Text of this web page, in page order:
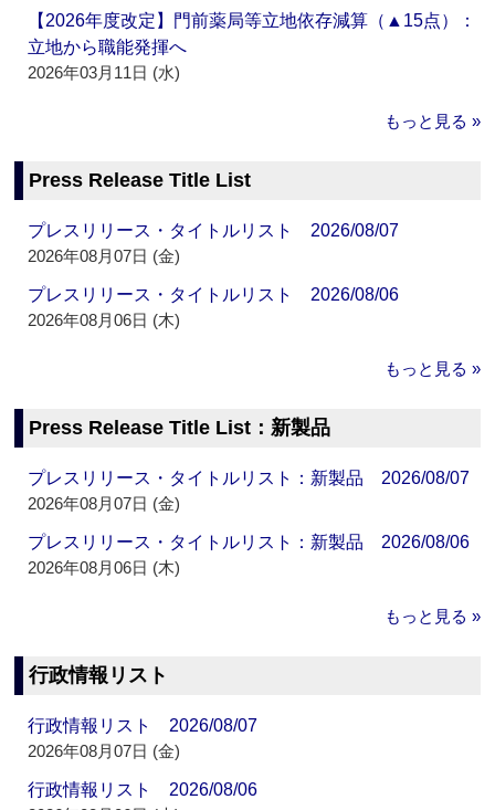
【2026年度改定】門前薬局等立地依存減算（▲15点）：
立地から職能発揮へ
2026年03月11日 (水)
もっと見る »
Press Release Title List
プレスリリース・タイトルリスト 2026/08/07
2026年08月07日 (金)
プレスリリース・タイトルリスト 2026/08/06
2026年08月06日 (木)
もっと見る »
Press Release Title List：新製品
プレスリリース・タイトルリスト：新製品 2026/08/07
2026年08月07日 (金)
プレスリリース・タイトルリスト：新製品 2026/08/06
2026年08月06日 (木)
もっと見る »
行政情報リスト
行政情報リスト 2026/08/07
2026年08月07日 (金)
行政情報リスト 2026/08/06